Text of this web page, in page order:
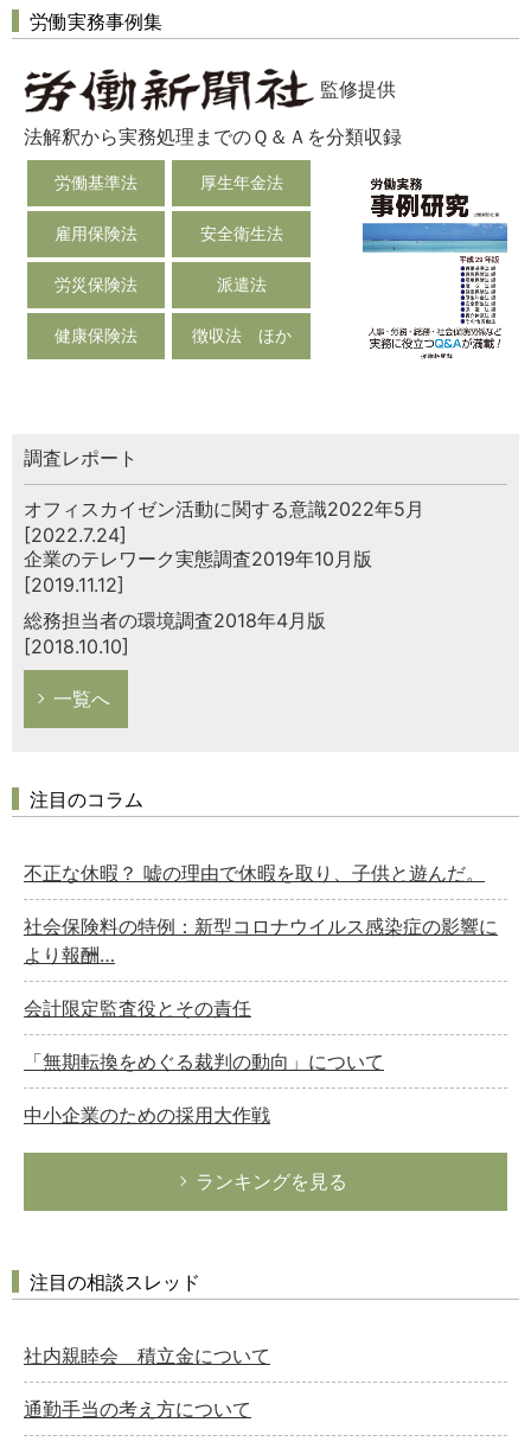
労働実務事例集
監修提供
法解釈から実務処理までのＱ＆Ａを分類収録
労働基準法 厚生年金法
雇用保険法 安全衛生法
労災保険法 派遣法
健康保険法 徴収法 ほか
調査レポート
オフィスカイゼン活動に関する意識2022年5月
[2022.7.24]
企業のテレワーク実態調査2019年10月版
[2019.11.12]
総務担当者の環境調査2018年4月版
[2018.10.10]
一覧へ
注目のコラム
不正な休暇？ 嘘の理由で休暇を取り、子供と遊んだ。
社会保険料の特例：新型コロナウイルス感染症の影響に
より報酬…
会計限定監査役とその責任
「無期転換をめぐる裁判の動向」について
中小企業のための採用大作戦
ランキングを見る
注目の相談スレッド
社内親睦会 積立金について
通勤手当の考え方について